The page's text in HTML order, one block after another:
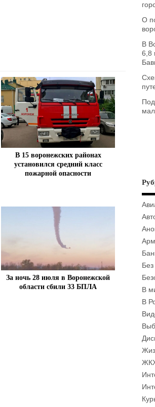
В 15 воронежских районах
установился средний класс
пожарной опасности
За ночь 28 июля в Воронежской
области сбили 33 БПЛА
О
В
6,8
В
В